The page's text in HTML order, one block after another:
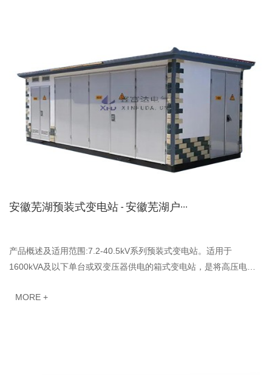
安徽芜湖预装式变电站 - 安徽芜湖户···
产品概述及适用范围:7.2-40.5kV系列预装式变电站。适用于
1600kVA及以下单台或双变压器供电的箱式变电站，是将高压电器
MORE +